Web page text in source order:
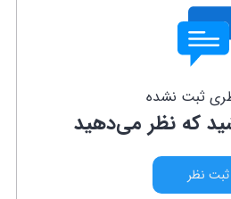
ثبت نشده
که نظر می‌دهید
ثبت نظر